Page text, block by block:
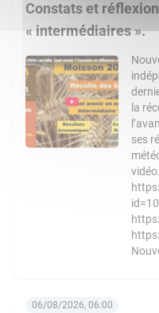
Constats et
« intermédiaires ».
la
ses
06/08/2026, 06:00